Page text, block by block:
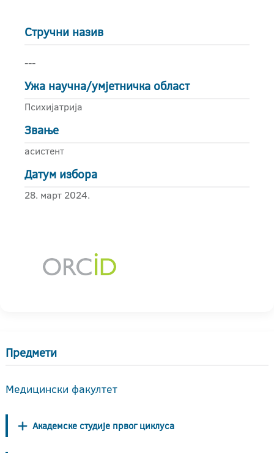
Стручни назив
---
Ужа научна/умјетничка област
Психијатрија
Звање
асистент
Датум избора
28. март 2024.
Предмети
Медицински факултет
Академске студије првог циклуса